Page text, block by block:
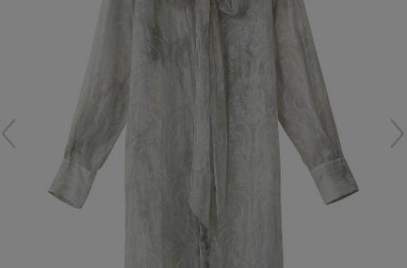
【Tシャツ】デイリーに活躍
【日傘】完全遮光・軽量傘
SALE
ご利用ガイド